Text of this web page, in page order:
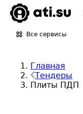
Все сервисы
Главная
Тендеры
Плиты ПДП